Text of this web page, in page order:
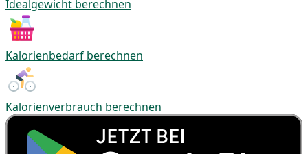
Idealgewicht berechnen
Kalorienbedarf berechnen
Kalorienverbrauch berechnen